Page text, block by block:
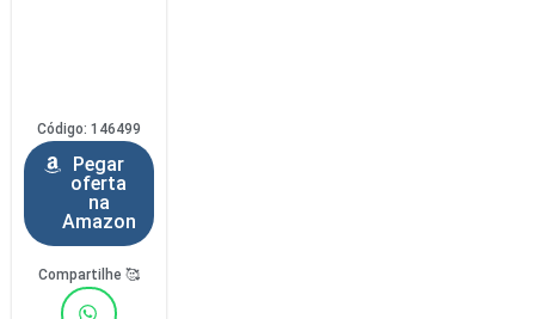
Código: 146499
Pegar
oferta
na
Amazon
Compartilhe 🥰